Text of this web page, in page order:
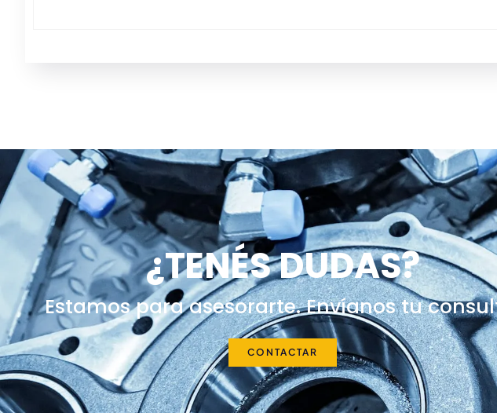
¿TENÉS DUDAS?
Estamos para asesorarte. Envíanos tu
CONTACTAR